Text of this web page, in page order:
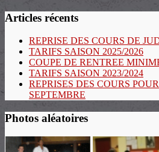
Articles récents
REPRISE DES COURS DE
TARIFS SAISON 2025/2026
COUPE DE RENTREE
TARIFS SAISON 2023/2024
REPRISES DES COURS
SEPTEMBRE
Photos aléatoires